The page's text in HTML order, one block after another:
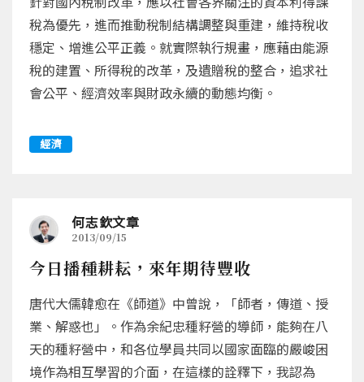
稅為優先，進而推動稅制結構調整與重建，維持稅收
穩定、增進公平正義。就實際執行規畫，應藉由能源
稅的建置、所得稅的改革，及遺贈稅的整合，追求社
會公平、經濟效率與財政永續的動態均衡。
經濟
何志欽文章
2013/09/15
今日播種耕耘，來年期待豐收
唐代大儒韓愈在《師道》中曾說，「師者，傳道、授
業、解惑也」。作為余紀忠種籽營的導師，能夠在八
天的種籽營中，和各位學員共同以國家面臨的嚴峻困
境作為相互學習的介面，在這樣的詮釋下，我認為